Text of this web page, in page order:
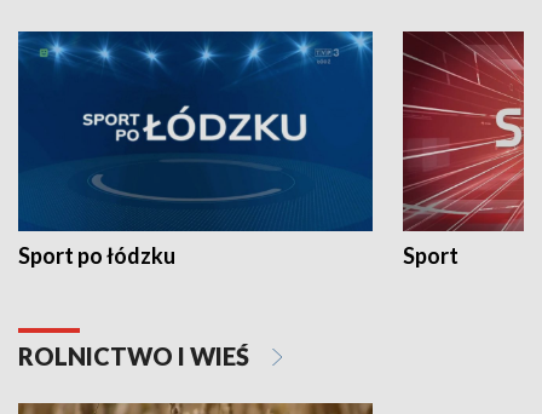
Sport po łódzku Sport
ROLNICTWO I WIEŚ